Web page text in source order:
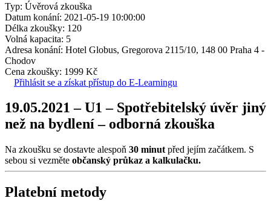
Typ: Úvěrová zkouška
Datum konání: 2021-05-19 10:00:00
Délka zkoušky: 120
Volná kapacita: 5
Adresa konání: Hotel Globus, Gregorova 2115/10, 148 00 Praha 4 -
Chodov
Cena zkoušky: 1999 Kč
Přihlásit se a získat přístup do E-Learningu
19.05.2021 – U1 – Spotřebitelský úvěr jiný
než na bydlení – odborná zkouška
Na zkoušku se dostavte alespoň 30 minut před jejím začátkem. S
sebou si vezměte občanský průkaz a kalkulačku.
Platební metody